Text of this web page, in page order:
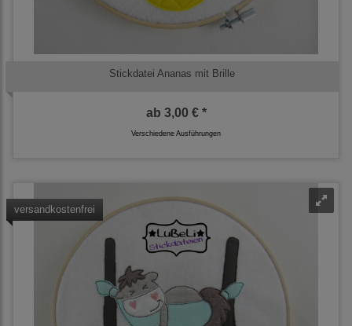
Stickdatei Ananas mit Brille
ab 3,00 € *
Verschiedene Ausführungen
versandkostenfrei